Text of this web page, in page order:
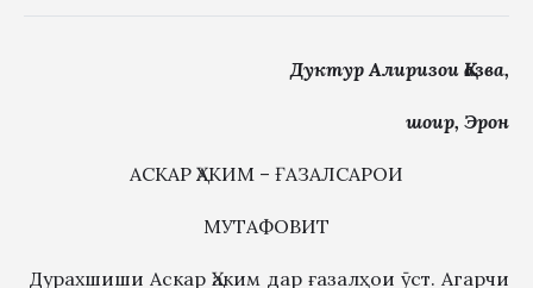
Дуктур Алиризои Қазва,
шоир, Эрон
АСКАР ҲАКИМ – ҒАЗАЛСАРОИ
МУТАФОВИТ
Дурахшиши Аскар Ҳаким дар ғазалҳои ӯст. Агарчи